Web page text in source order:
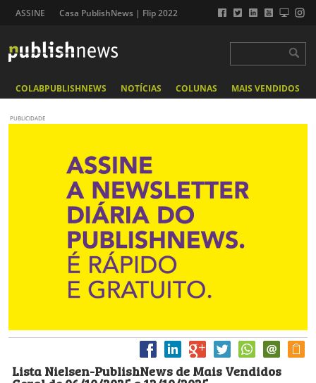
ASSINE Casa PublishNews | Flip 2022
COLABPUBLISHNEWS NOTÍCIAS COLUNAS MAIS VENDIDOS
PUBLICIDADE
Lista Nielsen-PublishNews de Mais Vendidos